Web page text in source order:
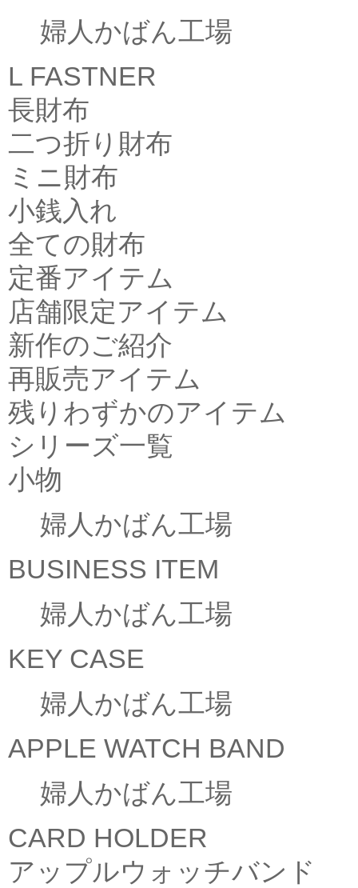
婦人かばん工場
L FASTNER
長財布
二つ折り財布
ミニ財布
小銭入れ
全ての財布
定番アイテム
店舗限定アイテム
新作のご紹介
再販売アイテム
残りわずかのアイテム
シリーズ一覧
小物
婦人かばん工場
BUSINESS ITEM
婦人かばん工場
KEY CASE
婦人かばん工場
APPLE WATCH BAND
婦人かばん工場
CARD HOLDER
アップルウォッチバンド